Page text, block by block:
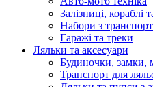
Залізниці, кораблі
Набори з
Гаражі та треки
Ляльки та аксесуари
Будиночки, замки,
Транспорт для